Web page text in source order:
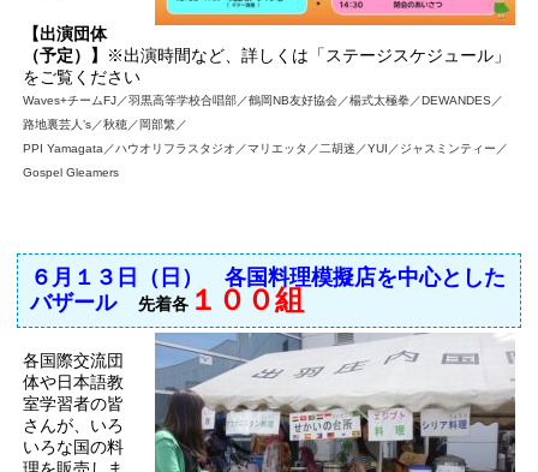
【出演団体
（予定）】 ※出演時間など、詳しくは「ステージスケジュール」
をご覧ください
Waves+チームFJ／羽黒高等学校合唱部／鶴岡NB友好協会／楊式太極拳／DEWANDES／
路地裏芸人’s／秋穂／岡部繁／
PPI Yamagata／ハウオリフラスタジオ／マリエッタ／二胡迷／YUI／ジャスミンティー／
Gospel Gleamers
６月１３日（日） 各国料理模擬店を中心とした
バザール先着各 １００組
各国際交流団
体や日本語教
室学習者の皆
さんが、いろ
いろな国の料